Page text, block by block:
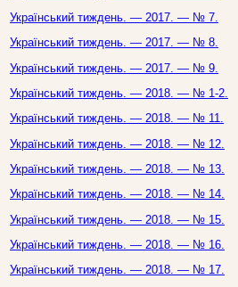
Український тиждень. — 2017. — № 7.
Український тиждень. — 2017. — № 8.
Український тиждень. — 2017. — № 9.
Український тиждень. — 2018. — № 1-2.
Український тиждень. — 2018. — № 11.
Український тиждень. — 2018. — № 12.
Український тиждень. — 2018. — № 13.
Український тиждень. — 2018. — № 14.
Український тиждень. — 2018. — № 15.
Український тиждень. — 2018. — № 16.
Український тиждень. — 2018. — № 17.